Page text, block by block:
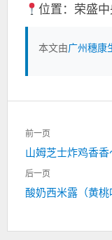
位置：荣盛
本文由广州穗康
文
章
导
航
前一页
上
一
山姆芝士炸鸡香香
后一页
下
酸奶西米露（黄桃